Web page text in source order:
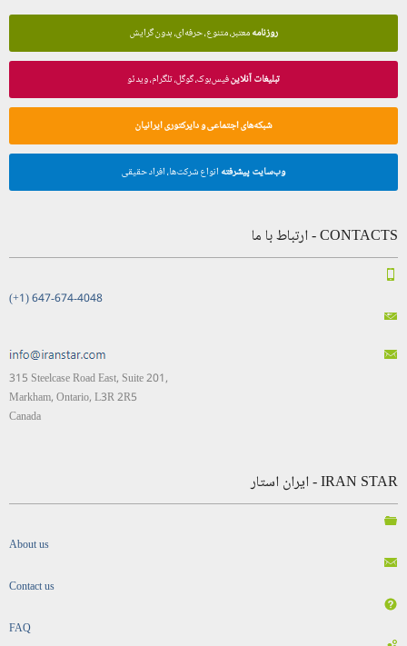
روزنامهمعتبر، متنوع، حرفه‌ای، بدون گرایش
تبلیغات آنلاینفیس‌بوک، گوگل، تلگرام، ویدئو
شبکه‌های اجتماعی و دایرکتوری ایرانیان
وب‌سایت پیشرفته انواع شرکت‌ها، افراد حقیقی
CONTACTS - ارتباط با ما
(+1) 647-674-4048
315 Steelcase Road East, Suite 201,
Markham, Ontario, L3R 2R5
Canada
IRAN STAR - ایران استار
About us
Contact us
FAQ